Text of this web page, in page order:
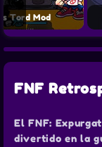
Tord Mod
FNF
El FNF:
divertido en la